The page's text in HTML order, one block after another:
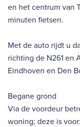
en het centrum van
minuten fietsen.
Met de auto rijdt u
richting de N261 en
Eindhoven en Den
Begane grond
Via de voordeur
woning; deze is